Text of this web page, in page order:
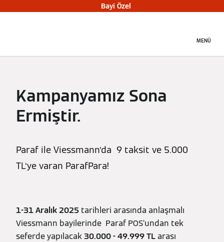
Bayi Özel
MENÜ
Kampanyamız Sona
Ermiştir.
Paraf ile Viessmann’da 9 taksit ve 5.000
TL’ye varan ParafPara!
1-31 Aralık 2025 tarihleri arasında anlaşmalı
Viessmann bayilerinde Paraf POS’undan tek
seferde yapılacak 30.000 - 49.999 TLarası